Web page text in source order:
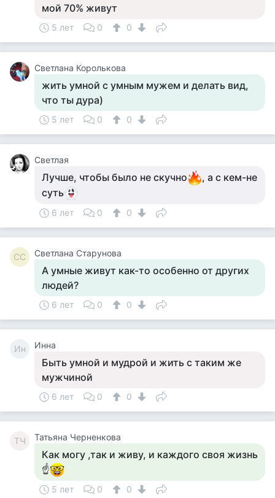
мой 70% живут
5 лет 0 0
Светлана Королькова
жить умной с умным мужем и делать вид,
что ты дура)
5 лет 0 0
Светлая
Лучше, чтобы было не скучно
, а с кем-не
суть
6 лет 0 0
СС Светлана Старунова
А умные живут как-то особенно от других
людей?
6 лет 0 0
Ин Инна
Быть умной и мудрой и жить с таким же
мужчиной
6 лет 0 0
ТЧ Татьяна Черненкова
Как могу ,так и живу, и каждого своя жизнь
☝
5 лет 0 0